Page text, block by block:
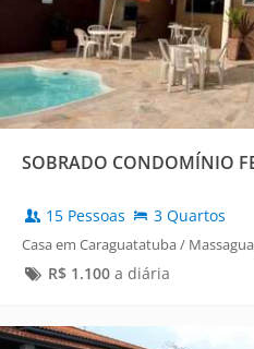
SOBRADO CONDOMÍNIO
15 Pessoas 3 Quartos
Casa em Caraguatatuba /
R$ 1.100a diária